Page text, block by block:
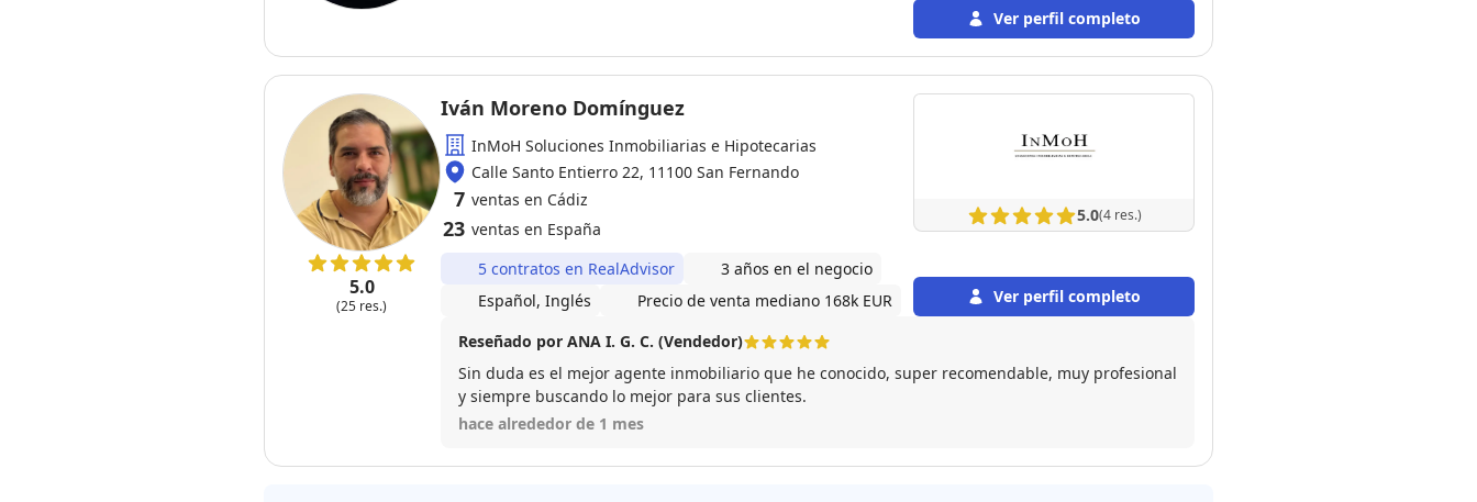
Ver perfil completo
5.0
(25 res.)
Iván Moreno Domínguez
InMoH Soluciones Inmobiliarias e Hipotecarias
Calle Santo Entierro 22, 11100 San Fernando
7 ventas en Cádiz
23 ventas en España
5 contratos en RealAdvisor
3 años en el negocio
Español, Inglés
Precio de venta mediano 168k EUR
5.0(4 res.)
Ver perfil completo
Reseñado por ANA I. G. C. (Vendedor)
Sin duda es el mejor agente inmobiliario que he conocido, super recomendable, muy profesional
y siempre buscando lo mejor para sus clientes.
hace alrededor de 1 mes